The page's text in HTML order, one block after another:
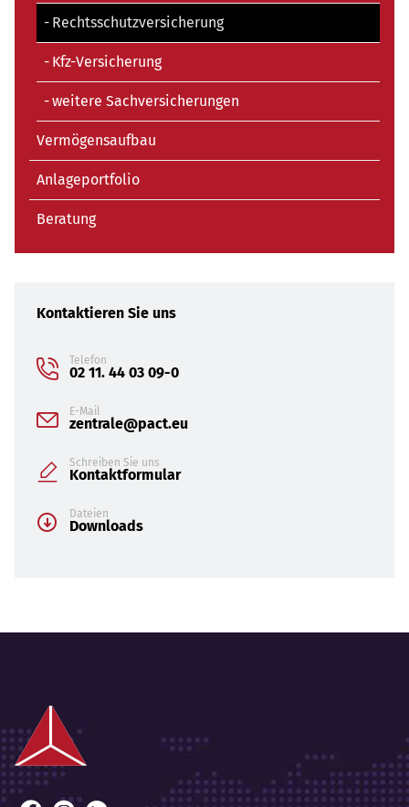
Rechtsschutzversicherung
Kfz-Versicherung
weitere Sachversicherungen
Vermögensaufbau
Anlageportfolio
Beratung
Kontaktieren Sie uns
Telefon
02 11. 44 03 09-0
E-Mail
zentrale@pact.eu
Schreiben Sie uns
Kontaktformular
Dateien
Downloads